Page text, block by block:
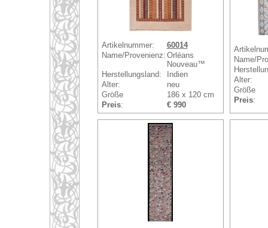
Artikelnummer:
60014
Name/Provenienz: Orléans
Nouveau™
Herstellungsland:
Indien
Alter:
neu
Größe
186 x 120 cm
Preis: € 990
Name/
Alter:
Größe
Preis: